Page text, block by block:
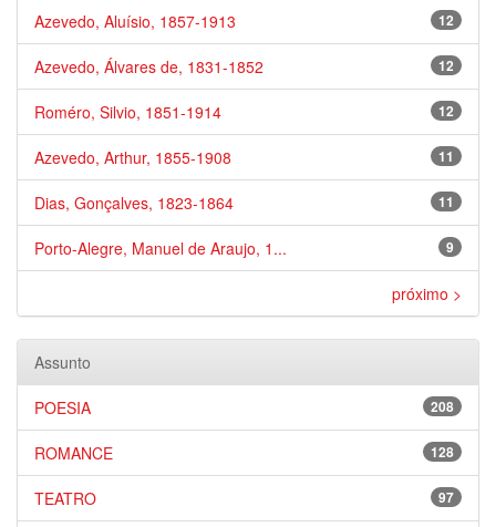
12
Azevedo, Aluísio, 1857-1913
12
Azevedo, Álvares de, 1831-1852
12
Roméro, Silvio, 1851-1914
11
Azevedo, Arthur, 1855-1908
11
Dias, Gonçalves, 1823-1864
9
Porto-Alegre, Manuel de Araujo, 1...
próximo >
Assunto
208
POESIA
128
ROMANCE
97
TEATRO